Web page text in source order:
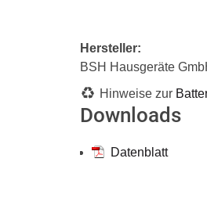
Hersteller:
BSH Hausgeräte
Hinweise zur
Downloads
Datenblatt